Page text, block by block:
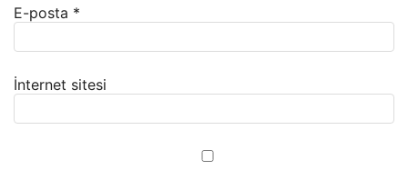
E-posta *
İnternet sitesi